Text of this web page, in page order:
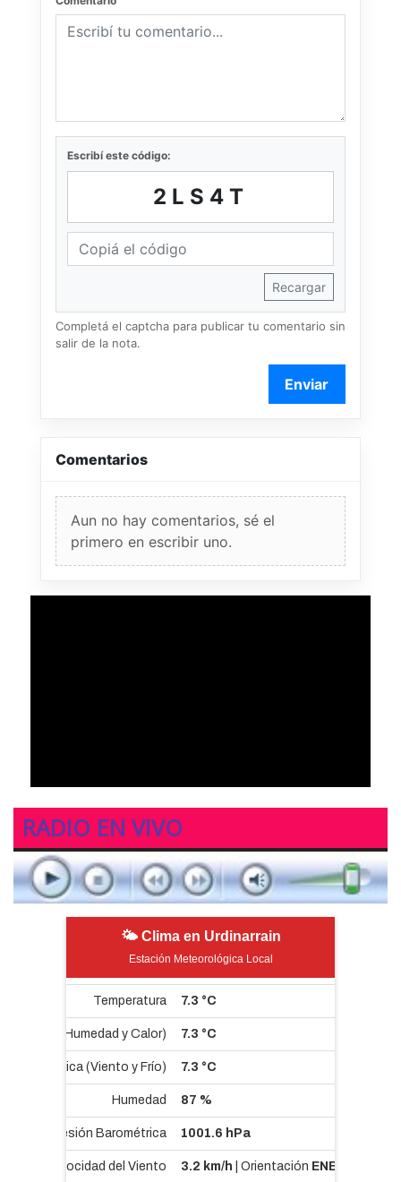
Escribí este código:
2LS4T
Recargar
Completá el captcha para publicar tu comentario sin
salir de la nota.
Enviar
Comentarios
Aun no hay comentarios, sé el
primero en escribir uno.
RADIO EN VIVO
🌤 Clima en Urdinarrain
Estación Meteorológica Local